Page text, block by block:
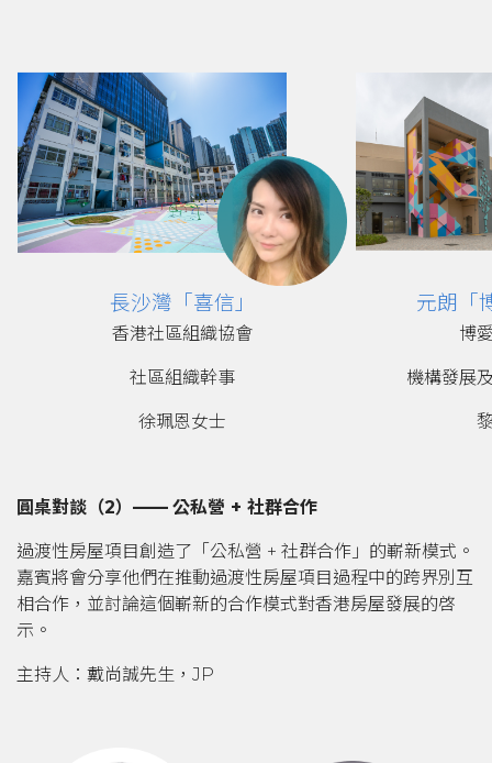
長沙灣 「喜信」 元朗
香港社區組織協會
社區組織幹事
徐珮恩女士
博
機構發展
圓桌對談（2） —— 公私營 + 社群合作
過渡性房屋項目創造了「公私營 + 社群合作」的嶄新模式。
嘉賓將會分享他們在推動過渡性房屋項目過程中的跨界別互
相合作，並討論這個嶄新的合作模式對香港房屋發展的啓
示。
主持人：戴尚誠先生，JP